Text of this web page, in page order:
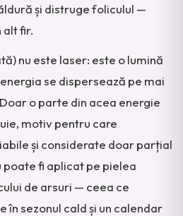
și distruge foliculul —
alt fir.
nu este laser: este o lumină
se dispersează pe mai
o parte din acea energie
motiv pentru care
și considerate doar parțial
poate fi aplicat pe pielea
de arsuri — ceea ce
în sezonul cald și un calendar